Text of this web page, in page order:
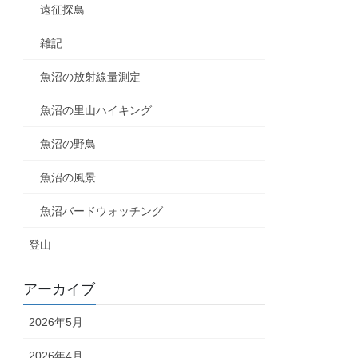
遠征探鳥
雑記
魚沼の放射線量測定
魚沼の里山ハイキング
魚沼の野鳥
魚沼の風景
魚沼バードウォッチング
登山
アーカイブ
2026年5月